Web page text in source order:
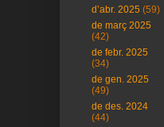
d’abr. 2025 (59)
de març 2025
(42)
de febr. 2025
(34)
de gen. 2025
(49)
de des. 2024
(44)